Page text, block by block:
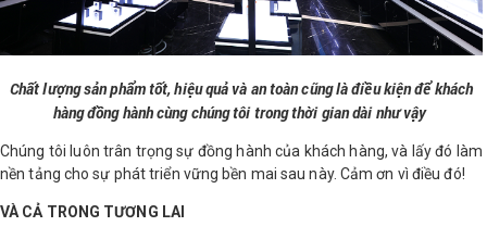
Chất lượng sản phẩm tốt, hiệu quả và an toàn cũng là điều kiện để khách
hàng đồng hành cùng chúng tôi trong thời gian dài như vậy
Chúng tôi luôn trân trọng sự đồng hành của khách hàng, và lấy đó làm
nền tảng cho sự phát triển vững bền mai sau này. Cảm ơn vì điều đó!
VÀ CẢ TRONG TƯƠNG LAI